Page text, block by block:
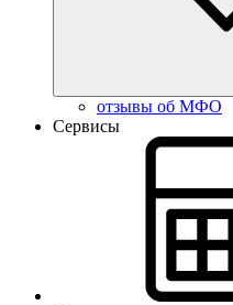
отзывы об МФО
Сервисы